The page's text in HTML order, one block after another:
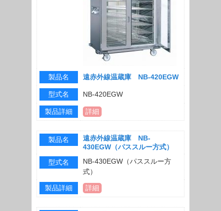
製品名 遠赤外線温蔵庫 NB-420EGW
型式名 NB-420EGW
製品詳細 詳細
製品名
遠赤外線温蔵庫 NB-
430EGW（パススルー方式）
型式名
NB-430EGW（パススルー方
式）
製品詳細 詳細